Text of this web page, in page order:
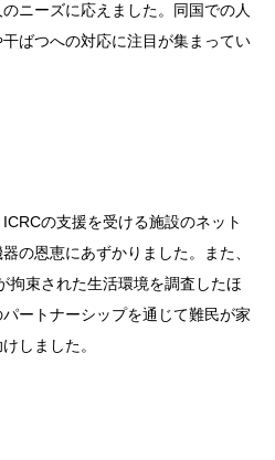
ニーズに応えました。同国での人
ばつへの対応に注目が集まってい
の支援を受ける施設のネット
の恩恵にあずかりました。また、
拘束された生活環境を調査したほ
ートナーシップを通じて難民が家
しました。